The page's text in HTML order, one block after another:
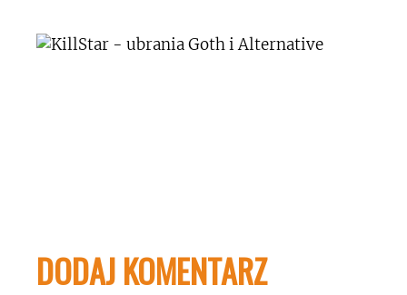
DODAJ KOMENTARZ